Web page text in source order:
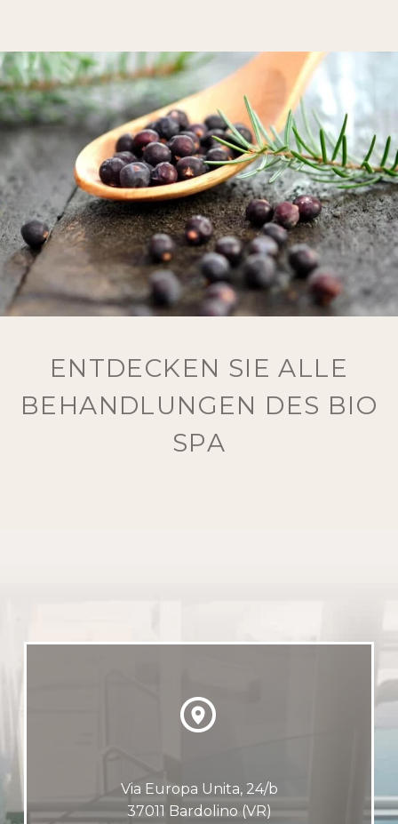
ENTDECKEN SIE ALLE
BEHANDLUNGEN DES BIO
SPA


Via Europa Unita, 24/b
37011 Bardolino (VR)